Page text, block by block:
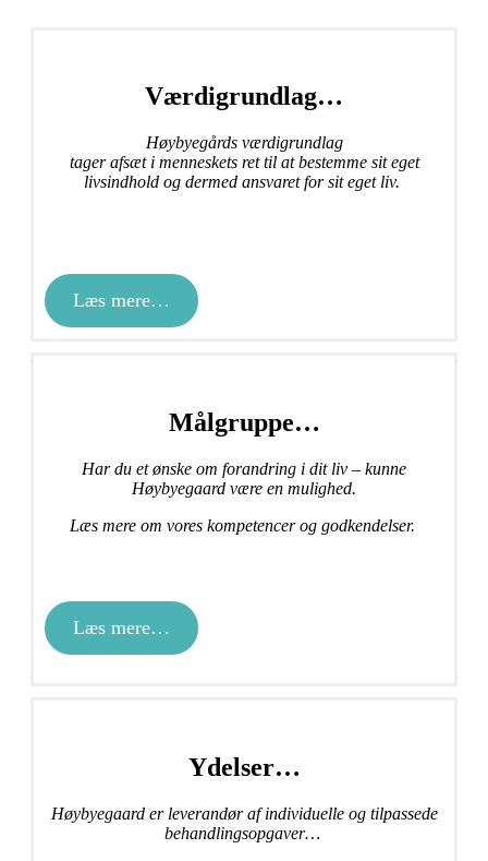
Værdigrundlag…
Høybyegårds værdigrundlag
tager afsæt i menneskets ret til at bestemme sit eget
livsindhold og dermed ansvaret for sit eget liv.
Læs mere…
Målgruppe…
Har du et ønske om forandring i dit liv – kunne
Høybyegaard være en mulighed.
Læs mere om vores kompetencer og godkendelser.
Læs mere…
Ydelser…
Høybyegaard er leverandør af individuelle og tilpassede
behandlingsopgaver…